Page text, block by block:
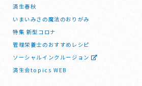
済生春秋
いまいみさの魔法のおりがみ
特集 新型コロナ
管理栄養士のおすすめレシピ
ソーシャルインクルージョン
済生会topics WEB